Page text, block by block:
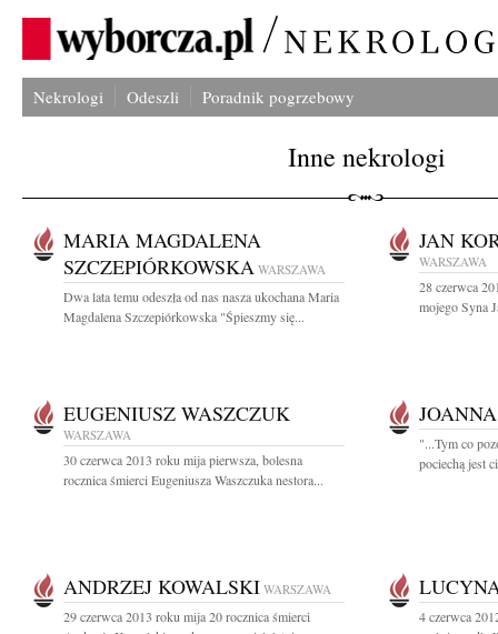
Nekrologi Odeszli Poradnik pogrzebowy
Inne nekrologi
MARIA MAGDALENA
SZCZEPIÓRKOWSKA WARSZAWA
Dwa lata temu odeszła od nas nasza ukochana Maria
Magdalena Szczepiórkowska "Śpieszmy się...
JAN
WARSZAWA
28 czerwca
mojego Syna
EUGENIUSZ WASZCZUK
WARSZAWA
30 czerwca 2013 roku mija pierwsza, bolesna
rocznica śmierci Eugeniusza Waszczuka nestora...
"...Tym co
pociechą jest
ANDRZEJ KOWALSKI WARSZAWA
29 czerwca 2013 roku mija 20 rocznica śmierci
4 czerwca